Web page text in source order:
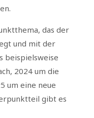
das der
und mit der
beispielsweise
2024 um die
um eine neue
gibt es